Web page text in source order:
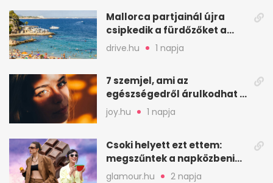
Mallorca partjainál újra
csipkedik a fürdőzőket a
halak a sekély vízben
drive.hu 1 napja
7 szemjel, ami az
egészségedről árulkodhat –
erre figyelj oda
joy.hu 1 napja
Csoki helyett ezt ettem:
megszűntek a napközbeni
nassolási rohamok
glamour.hu 2 napja